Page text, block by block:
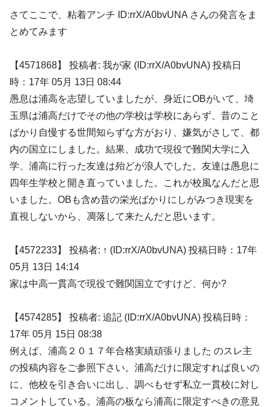
さてここで、粘着アンチ ID:rrX/A0bvUNA さんの発言をま
とめてみます
【4571868】 投稿者: 我が家 (ID:rrX/A0bvUNA) 投稿日
時：17年 05月 13日 08:44
愚息は浦高を志望していましたが、身近にOBがいて、埼
玉県は浦高だけでその他の学校は学校にあらず、昔のこと
ばかり自慢する世間知らずな方がおり、嫌気がさして、都
内の国立にしました。結果、成功で現役で難関大学に入
学、浦高に行った友達は殆どが浪人でした。友達は愚息に
四年生学校と開き直っていました。これが校風なんだと思
いました。OBも含め昔の栄光ばかりにしがみつき現実を
直視しないから、凋落して来たんだと思います。
【4572233】 投稿者: ↑ (ID:rrX/A0bvUNA) 投稿日時：17年
05月 13日 14:14
家は中高一貫高で現役で難関国立ですけど、何か?
【4574285】 投稿者: 追記 (ID:rrX/A0bvUNA) 投稿日時：
17年 05月 15日 08:38
例えば、浦高２０１７年合格実績頑張りました のスレ主
の投稿内容をご参照下さい。浦高だけに限定すれば良いの
に、他校を引き合いに出し、調べもせず私立一貫校に対し
コメントしている。浦高の板なら浦高に限定すべきの意見